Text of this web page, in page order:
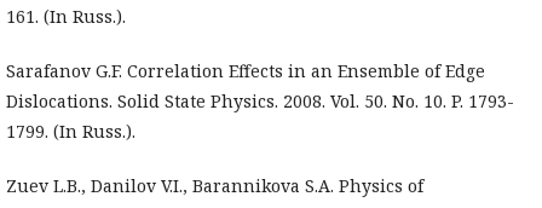
161. (In Russ.).
Sarafanov G.F. Correlation Effects in an Ensemble of Edge
Dislocations. Solid State Physics. 2008. Vol. 50. No. 10. P. 1793-
1799. (In Russ.).
Zuev L.B., Danilov V.I., Barannikova S.A. Physics of